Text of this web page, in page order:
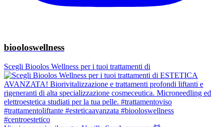
biooloswellness
Scegli Bioolos Wellness per i tuoi trattamenti di